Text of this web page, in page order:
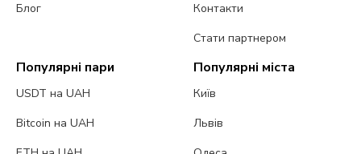
Блог
Контакти
Стати партнером
Популярні пари
USDT на UAH
Bitcoin на UAH
Популярні міста
Київ
Львів